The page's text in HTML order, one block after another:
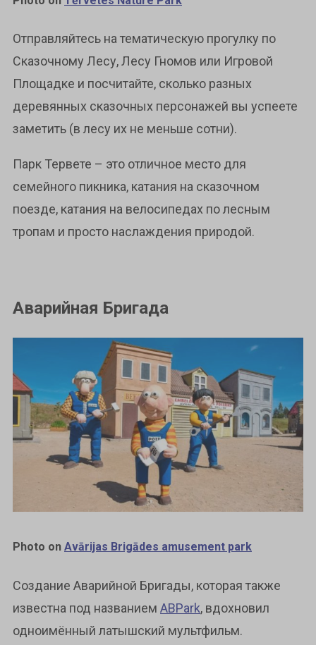
Отправляйтесь на тематическую прогулку по
Сказочному Лесу, Лесу Гномов или Игровой
Площадке и посчитайте, сколько разных
деревянных сказочных персонажей вы успеете
заметить (в лесу их не меньше сотни).
Парк Тервете – это отличное место для
семейного пикника, катания на сказочном
поезде, катания на велосипедах по лесным
тропам и просто наслаждения природой.
Аварийная Бригада
Photo on Avārijas Brigādes amusement park
Создание Аварийной Бригады, которая также
известна под названием ABPark, вдохновил
одноимённый латышский мультфильм.